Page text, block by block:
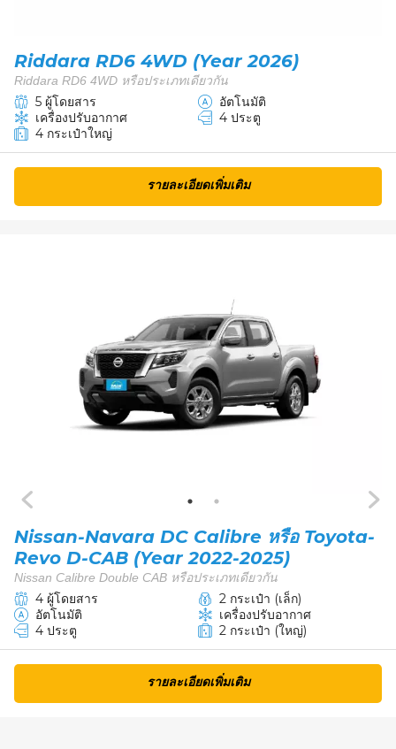
Riddara RD6 4WD (Year 2026)
Riddara RD6 4WD หรือประเภทเดียวกัน
5 ผู้โดยสาร
อัตโนมัติ
เครื่องปรับอากาศ
4 ประตู
4 กระเป๋าใหญ่
รายละเอียดเพิ่มเติม
Nissan-Navara DC Calibre หรือ Toyota-
Revo D-CAB (Year 2022-2025)
Nissan Calibre Double CAB หรือประเภทเดียวกัน
4 ผู้โดยสาร
2 กระเป๋า (เล็ก)
อัตโนมัติ
เครื่องปรับอากาศ
4 ประตู
2 กระเป๋า (ใหญ่)
รายละเอียดเพิ่มเติม